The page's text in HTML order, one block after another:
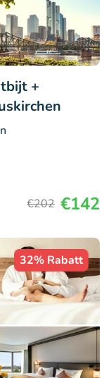
+
€202 €142
32% Rabatt